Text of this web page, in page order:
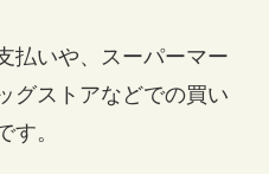
払いや、スーパーマー
グストアなどでの買い
す。